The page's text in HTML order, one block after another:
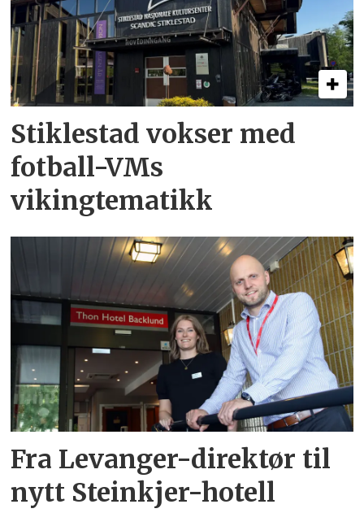
Stiklestad vokser med
fotball-VMs
vikingtematikk
Fra Levanger-direktør til
nytt Steinkjer-hotell